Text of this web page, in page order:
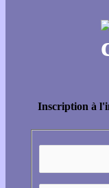
Inscription à